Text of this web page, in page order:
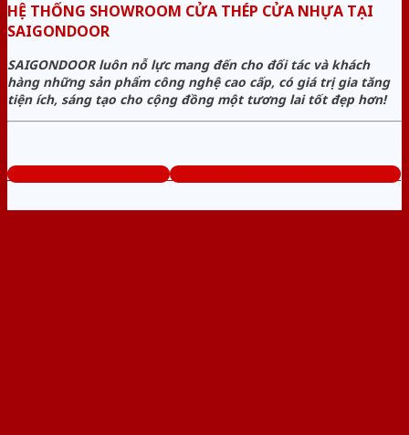
HỆ THỐNG SHOWROOM CỬA THÉP CỬA NHỰA TẠI
SAIGONDOOR
SAIGONDOOR luôn nỗ lực mang đến cho đối tác và khách
hàng những sản phẩm công nghệ cao cấp, có giá trị gia tăng
tiện ích, sáng tạo cho cộng đồng một tương lai tốt đẹp hơn!
www.cuathepcuanhua.com Tổng đài tư vấn miễn phí: 0824.400.400